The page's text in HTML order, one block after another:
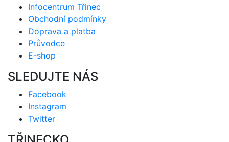
Infocentrum Třinec
Obchodní podmínky
Doprava a platba
Průvodce
E-shop
SLEDUJTE NÁS
Facebook
Instagram
Twitter